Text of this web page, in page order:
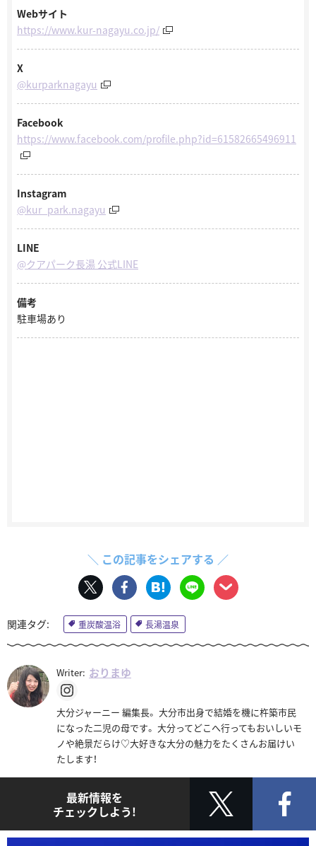
Webサイト
https://www.kur-nagayu.co.jp/
X
@kurparknagayu
Facebook
https://www.facebook.com/profile.php?id=61582665496911
Instagram
@kur_park.nagayu
LINE
@クアパーク長湯 公式LINE
備考
駐車場あり
＼ この記事をシェアする ／
重炭酸温浴 長湯温泉
Writer: おりまゆ
大分ジャーニー 編集長。 大分市出身で結婚を機に杵築市民
になった二児の母です。 大分ってどこへ行ってもおいしいモ
ノや絶景だらけ♡大好きな大分の魅力をたくさんお届けい
たします！
最新情報を
チェックしよう!